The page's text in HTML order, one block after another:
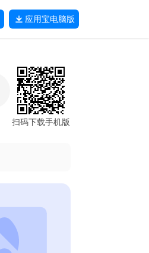
应用宝电脑版
扫码下载手机版